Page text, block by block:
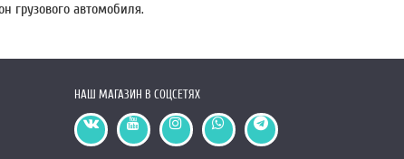
грузового автомобиля.
НАШ МАГАЗИН В СОЦСЕТЯХ